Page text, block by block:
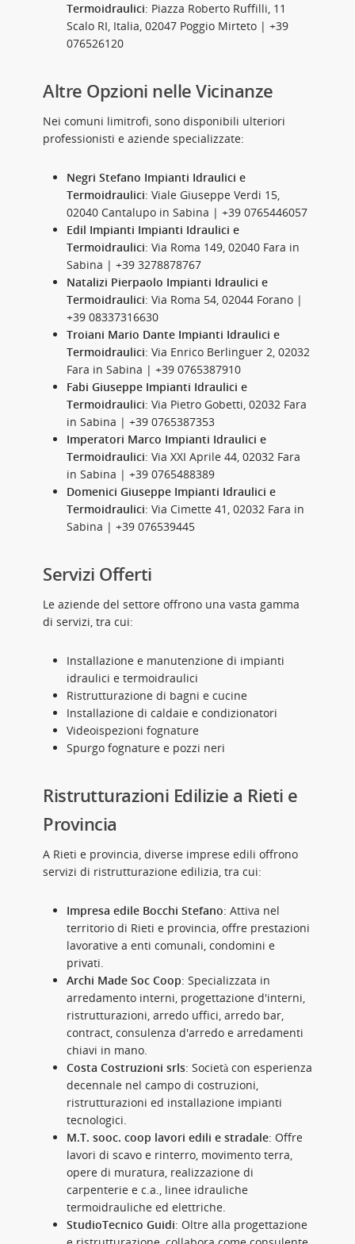
Termoidraulici: Piazza Roberto Ruffilli, 11
Scalo RI, Italia, 02047 Poggio Mirteto | +39
076526120
Altre Opzioni nelle Vicinanze
Nei comuni limitrofi, sono disponibili ulteriori
professionisti e aziende specializzate:
Negri Stefano Impianti Idraulici e
Termoidraulici: Viale Giuseppe Verdi 15,
02040 Cantalupo in Sabina | +39 0765446057
Edil Impianti Impianti Idraulici e
Termoidraulici: Via Roma 149, 02040 Fara in
Sabina | +39 3278878767
Natalizi Pierpaolo Impianti Idraulici e
Termoidraulici: Via Roma 54, 02044 Forano |
+39 08337316630
Troiani Mario Dante Impianti Idraulici e
Termoidraulici: Via Enrico Berlinguer 2, 02032
Fara in Sabina | +39 0765387910
Fabi Giuseppe Impianti Idraulici e
Termoidraulici: Via Pietro Gobetti, 02032 Fara
in Sabina | +39 0765387353
Imperatori Marco Impianti Idraulici e
Termoidraulici: Via XXI Aprile 44, 02032 Fara
in Sabina | +39 0765488389
Domenici Giuseppe Impianti Idraulici e
Termoidraulici: Via Cimette 41, 02032 Fara in
Sabina | +39 076539445
Servizi Offerti
Le aziende del settore offrono una vasta gamma
di servizi, tra cui:
Installazione e manutenzione di impianti
idraulici e termoidraulici
Ristrutturazione di bagni e cucine
Installazione di caldaie e condizionatori
Videoispezioni fognature
Spurgo fognature e pozzi neri
Ristrutturazioni Edilizie a Rieti e
Provincia
A Rieti e provincia, diverse imprese edili offrono
servizi di ristrutturazione edilizia, tra cui:
Impresa edile Bocchi Stefano: Attiva nel
territorio di Rieti e provincia, offre prestazioni
lavorative a enti comunali, condomini e
privati.
Archi Made Soc Coop: Specializzata in
arredamento interni, progettazione d'interni,
ristrutturazioni, arredo uffici, arredo bar,
contract, consulenza d'arredo e arredamenti
chiavi in mano.
Costa Costruzioni srls: Società con esperienza
decennale nel campo di costruzioni,
ristrutturazioni ed installazione impianti
tecnologici.
M.T. sooc. coop lavori edili e stradale: Offre
lavori di scavo e rinterro, movimento terra,
opere di muratura, realizzazione di
carpenterie e c.a., linee idrauliche
termoidrauliche ed elettriche.
StudioTecnico Guidi: Oltre alla progettazione